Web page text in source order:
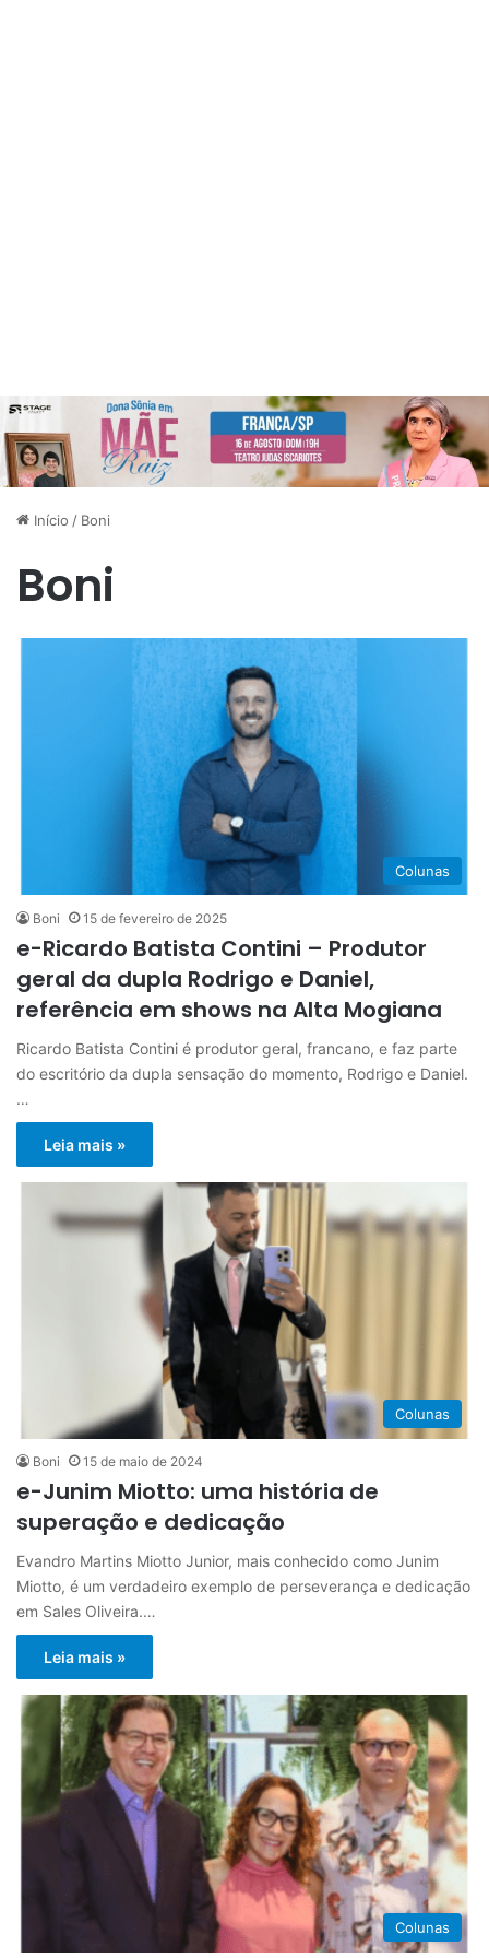
Início / Boni
Boni
Colunas
Boni 15 de fevereiro de 2025
e-Ricardo Batista Contini – Produtor
geral da dupla Rodrigo e Daniel,
referência em shows na Alta Mogiana
Ricardo Batista Contini é produtor geral, francano, e faz parte
do escritório da dupla sensação do momento, Rodrigo e Daniel.
…
Leia mais »
Colunas
Boni 15 de maio de 2024
e-Junim Miotto: uma história de
superação e dedicação
Evandro Martins Miotto Junior, mais conhecido como Junim
Miotto, é um verdadeiro exemplo de perseverança e dedicação
em Sales Oliveira.…
Leia mais »
Colunas